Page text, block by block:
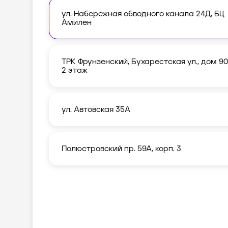
ул. Набережная обводного канала 24Д, БЦ
Амилен
ТРК Фрунзенский, Бухарестская ул., дом
2 этаж
ул. Автовская 35А
Полюстровский пр. 59А, корп. 3